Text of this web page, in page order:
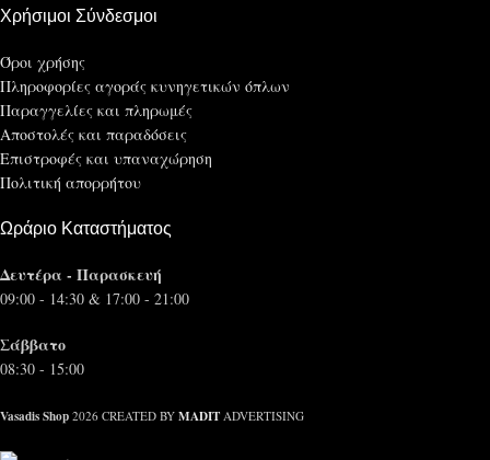
Χρήσιμοι Σύνδεσμοι
Όροι χρήσης
Πληροφορίες αγοράς κυνηγετικών όπλων
Παραγγελίες και πληρωμές
Αποστολές και παραδόσεις
Επιστροφές και υπαναχώρηση
Πολιτική απορρήτου
Ωράριο Καταστήματος
Δευτέρα - Παρασκευή
09:00 - 14:30 & 17:00 - 21:00
Σάββατο
08:30 - 15:00
Vasadis Shop 2026 CREATED BY MADIT ADVERTISING